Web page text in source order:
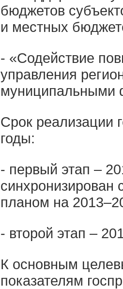
бюджетов
и местных
- «Содействие
управления
муниципальными
Срок реализации
годы:
- первый этап –
планом на
- второй этап –
К основным
показателям